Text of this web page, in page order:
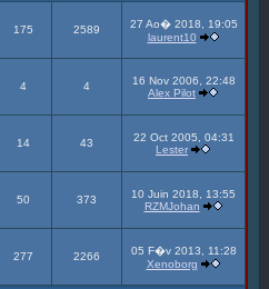
175 2589
27 Ao� 2018, 19:05
laurent10
4 4
16 Nov 2006, 22:48
Alex Pilot
14 43
22 Oct 2005, 04:31
Lester
50 373
10 Juin 2018, 13:55
RZMJohan
277 2266
05 F�v 2013, 11:28
Xenoborg